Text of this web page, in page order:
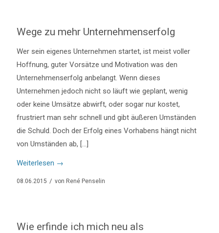
Wege zu mehr Unternehmenserfolg
Wer sein eigenes Unternehmen startet, ist meist voller
Hoffnung, guter Vorsätze und Motivation was den
Unternehmenserfolg anbelangt. Wenn dieses
Unternehmen jedoch nicht so läuft wie geplant, wenig
oder keine Umsätze abwirft, oder sogar nur kostet,
frustriert man sehr schnell und gibt äußeren Umständen
die Schuld. Doch der Erfolg eines Vorhabens hängt nicht
von Umständen ab, […]
Weiterlesen →
08.06.2015 / von René Penselin
Wie erfinde ich mich neu als